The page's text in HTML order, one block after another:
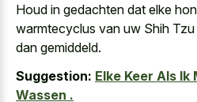
Houd in gedachten dat elke
warmtecyclus van uw Shih
dan gemiddeld.
Suggestion: Elke Keer Als Ik
Wassen .